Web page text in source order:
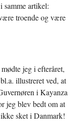
samme artikel:
troende og være
jeg i efteråret,
illustreret ved, at
i Kayanza
jeg blev bedt om at
sket i Danmark!